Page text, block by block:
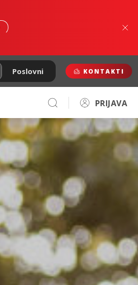
Poslovni KONTAKTI
PRIJAVA